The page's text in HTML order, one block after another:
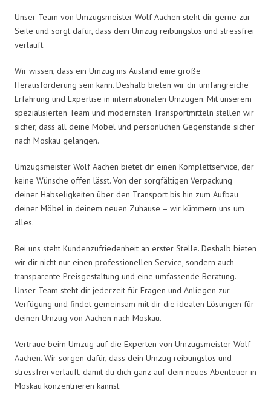
Unser Team von Umzugsmeister Wolf Aachen steht dir gerne zur
Seite und sorgt dafür, dass dein Umzug reibungslos und stressfrei
verläuft.
Wir wissen, dass ein Umzug ins Ausland eine große
Herausforderung sein kann. Deshalb bieten wir dir umfangreiche
Erfahrung und Expertise in internationalen Umzügen. Mit unserem
spezialisierten Team und modernsten Transportmitteln stellen wir
sicher, dass all deine Möbel und persönlichen Gegenstände sicher
nach Moskau gelangen.
Umzugsmeister Wolf Aachen bietet dir einen Komplettservice, der
keine Wünsche offen lässt. Von der sorgfältigen Verpackung
deiner Habseligkeiten über den Transport bis hin zum Aufbau
deiner Möbel in deinem neuen Zuhause – wir kümmern uns um
alles.
Bei uns steht Kundenzufriedenheit an erster Stelle. Deshalb bieten
wir dir nicht nur einen professionellen Service, sondern auch
transparente Preisgestaltung und eine umfassende Beratung.
Unser Team steht dir jederzeit für Fragen und Anliegen zur
Verfügung und findet gemeinsam mit dir die idealen Lösungen für
deinen Umzug von Aachen nach Moskau.
Vertraue beim Umzug auf die Experten von Umzugsmeister Wolf
Aachen. Wir sorgen dafür, dass dein Umzug reibungslos und
stressfrei verläuft, damit du dich ganz auf dein neues Abenteuer in
Moskau konzentrieren kannst.